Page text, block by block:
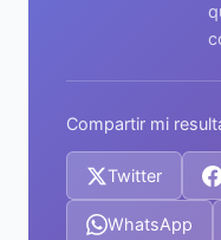
Compartir mi
Twitter
WhatsApp